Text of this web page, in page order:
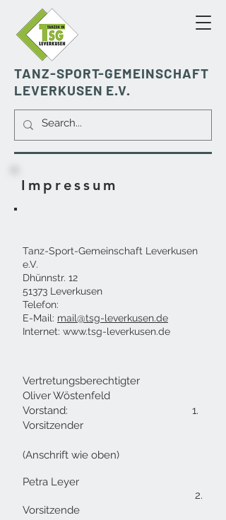
TANZ-SPORT-GEMEINSCHAFT
LEVERKUSEN E.V.
Impressum
Tanz-Sport-Gemeinschaft Leverkusen
e.V.
Dhünnstr. 12
51373 Leverkusen
Telefon:
E-Mail: mail@tsg-leverkusen.de
Internet: www.tsg-leverkusen.de
Vertretungsberechtigter
Oliver Wöstenfeld
Vorstand: 1.
Vorsitzender
(Anschrift wie oben)
Petra Leyer
2.
Vorsitzende